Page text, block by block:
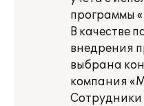
программы
В качестве
внедрения
выбрана
компания